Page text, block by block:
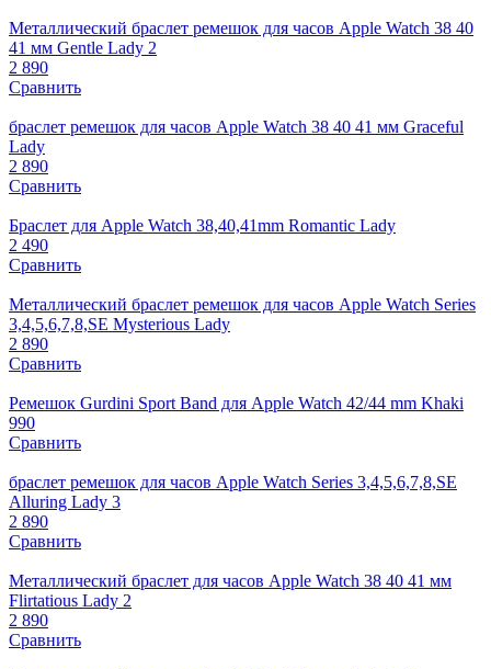
Металлический браслет ремешок для часов Apple Watch 38 40
41 мм Gentle Lady 2
2 890
Сравнить
браслет ремешок для часов Apple Watch 38 40 41 мм Graceful
Lady
2 890
Сравнить
Браслет для Apple Watch 38,40,41mm Romantic Lady
2 490
Сравнить
Металлический браслет ремешок для часов Apple Watch Series
3,4,5,6,7,8,SE Mysterious Lady
2 890
Сравнить
Ремешок Gurdini Sport Band для Apple Watch 42/44 mm Khaki
990
Сравнить
браслет ремешок для часов Apple Watch Series 3,4,5,6,7,8,SE
Alluring Lady 3
2 890
Сравнить
Металлический браслет для часов Apple Watch 38 40 41 мм
Flirtatious Lady 2
2 890
Сравнить